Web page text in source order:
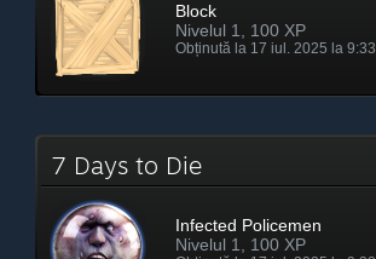
Block
Nivelul 1, 100 XP
Obținută la 17 iul. 2025 la 9:33
7 Days to Die
Infected Policemen
Nivelul 1, 100 XP